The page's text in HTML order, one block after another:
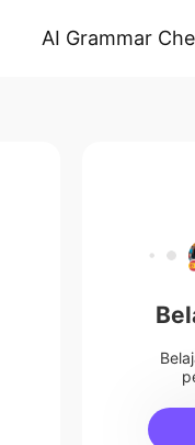
AI Grammar